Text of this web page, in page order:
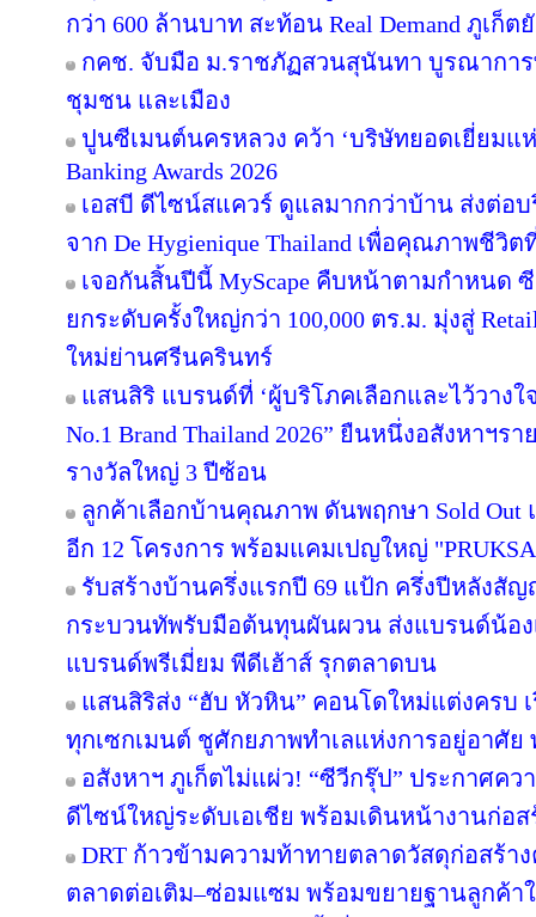
กว่า 600 ล้านบาท สะท้อน Real Demand ภูเก็ต
กคช. จับมือ ม.ราชภัฏสวนสุนันทา บูรณากา
ชุมชน และเมือง
ปูนซีเมนต์นครหลวง คว้า ‘บริษัทยอดเยี่ยมแห่
Banking Awards 2026
เอสบี ดีไซน์สแควร์ ดูแลมากกว่าบ้าน ส่งต่อ
จาก De Hygienique Thailand เพื่อคุณภาพชี
เจอกันสิ้นปีนี้ MyScape คืบหน้าตามกำหนด
ยกระดับครั้งใหญ่กว่า 100,000 ตร.ม. มุ่งสู่
ใหม่ย่านศรีนครินทร์
แสนสิริ แบรนด์ที่ ‘ผู้บริโภคเลือกและไว้วางใ
No.1 Brand Thailand 2026” ยืนหนึ่งอสังหาฯร
รางวัลใหญ่ 3 ปีซ้อน
ลูกค้าเลือกบ้านคุณภาพ ดันพฤกษา Sold Out
อีก 12 โครงการ พร้อมแคมเปญใหญ่ "PRUKSA
รับสร้างบ้านครึ่งแรกปี 69 แป้ก ครึ่งปีหลัง
กระบวนทัพรับมือต้นทุนผันผวน ส่งแบรนด์น้อง
แบรนด์พรีเมี่ยม พีดีเฮ้าส์ รุกตลาดบน
แสนสิริส่ง “ฮับ หัวหิน” คอนโดใหม่แต่งครบ
ทุกเซกเมนต์ ชูศักยภาพทำเลแห่งการอยู่อาศั
อสังหาฯ ภูเก็ตไม่แผ่ว! “ซีวีกรุ๊ป” ประกาศคว
ดีไซน์ใหญ่ระดับเอเชีย พร้อมเดินหน้างานก่อส
DRT ก้าวข้ามความท้าทายตลาดวัสดุก่อสร้า
ตลาดต่อเติม–ซ่อมแซม พร้อมขยายฐานลูกค้